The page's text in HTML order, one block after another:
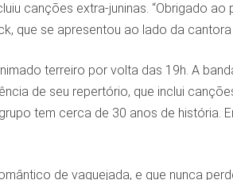
canções extra-juninas. “Obrigado
que se apresentou ao lado da
terreiro por volta das 19h. A
de seu repertório, que inclui
tem cerca de 30 anos de história.
de vaquejada, e que nunca